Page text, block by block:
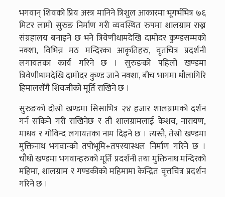
भगवान् शिवको प्रिय अस्त्र मानिने त्रिशुल आकारमा भूगर्भभित्र ७६
मिटर लामो सुरुङ निर्माण गरी व्यवस्थित रुपमा शालग्राम राख्न
संग्रहालय बनाइने छ भने त्रिवेणीधामदेखि दामोदर कुण्डसम्मको
नक्शा, विभिन्न मठ मन्दिरका आकृतिहरु, वृतचित्र प्रदर्शनी
लगायतका कार्य गरिने छ । सुरुङको पहिलो खण्डमा
त्रिवेणीधामदेखि दामोदर कुण्ड जाने नक्शा, बीच भागमा धौलागिरि
हिमालसँगै शिवजीको मूर्ति राखिने छ ।
सुरुङको दोस्रो खण्डमा सिसाभित्र २४ हजार शालग्रामको दर्शन
गर्न सकिने गरी राखिनेछ र ती शालग्रामलाई केशव, नारायण,
माधव र गोविन्द लगायतका नाम दिइने छ । त्यस्तै, तेस्रो खण्डमा
मुक्तिनाथ भगवान्को तपोभूमि÷तपस्यास्थल निर्माण गरिने छ ।
चौथो खण्डमा भगवान्हरुको मूर्ति प्रदर्शनी तथा मुक्तिनाथ मन्दिरको
महिमा, शालग्राम र गण्डकीको महिमामा केन्द्रित वृत्तचित्र प्रदर्शन
गरिने छ ।